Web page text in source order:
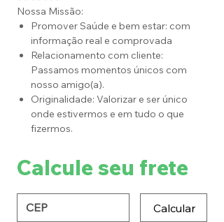
Nossa Missão:
Promover Saúde e bem estar: com
informação real e comprovada
Relacionamento com cliente:
Passamos momentos únicos com
nosso amigo(a).
Originalidade: Valorizar e ser único
onde estivermos e em tudo o que
fizermos.
Calcule seu frete
Calcular